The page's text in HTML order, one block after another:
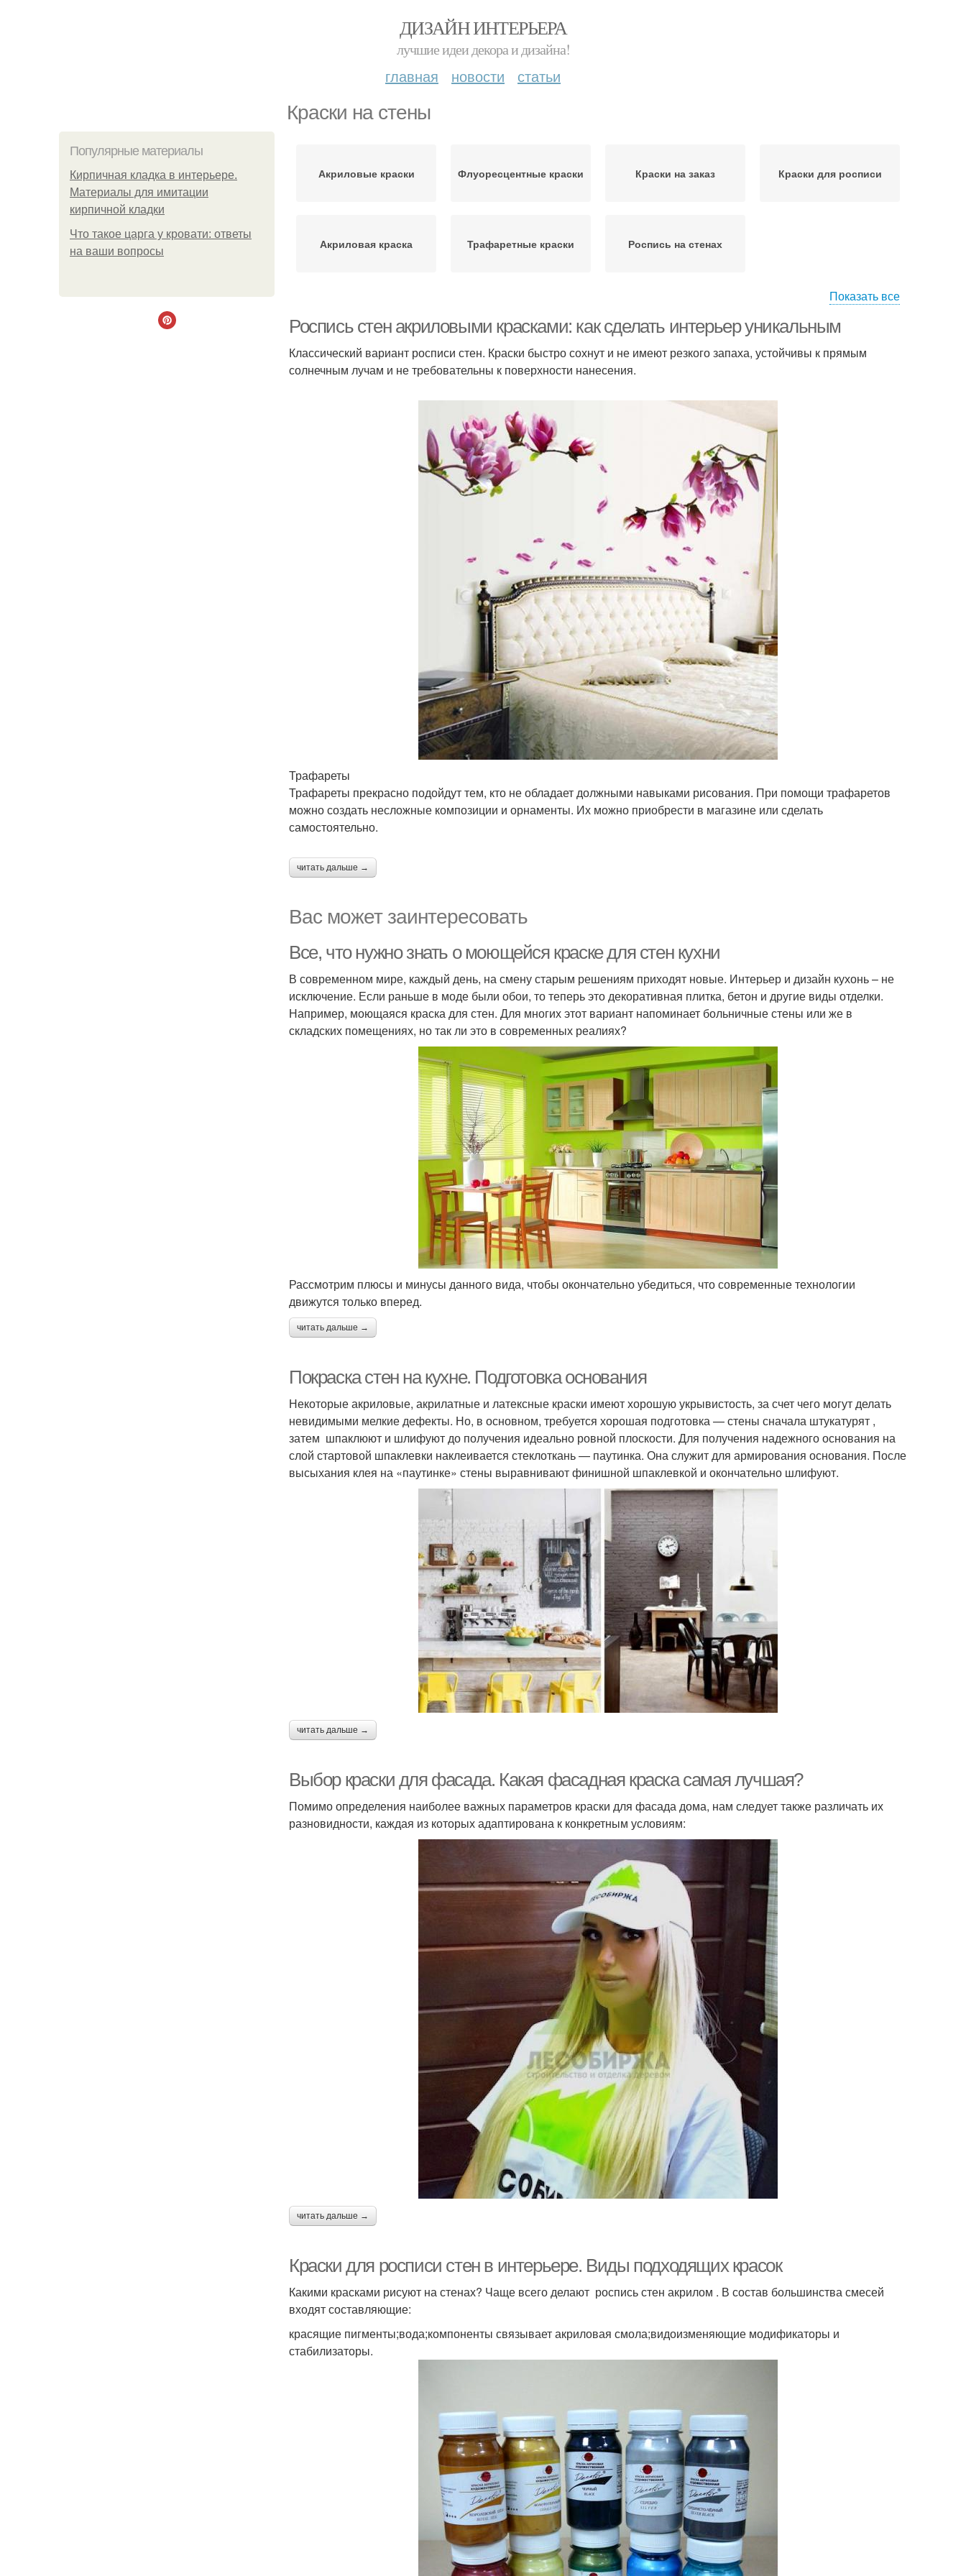
ДИЗАЙН ИНТЕРЬЕРА
лучшие идеи декора и дизайна!
главная новости статьи
Краски на стены
Популярные материалы
Кирпичная кладка в интерьере.
Материалы для имитации
кирпичной кладки
Что такое царга у кровати: ответы
на ваши вопросы
Акриловые краски Флуоресцентные краски Краски на заказ Краски для росписи
Акриловая краска Трафаретные краски Роспись на стенах
Показать все
Роспись стен акриловыми красками: как сделать интерьер уникальным
Классический вариант росписи стен. Краски быстро сохнут и не имеют резкого запаха, устойчивы к прямым
солнечным лучам и не требовательны к поверхности нанесения.
Трафареты
Трафареты прекрасно подойдут тем, кто не обладает должными навыками рисования. При помощи трафаретов
можно создать несложные композиции и орнаменты. Их можно приобрести в магазине или сделать
самостоятельно.
читать дальше →
Вас может заинтересовать
Все, что нужно знать о моющейся краске для стен кухни
В современном мире, каждый день, на смену старым решениям приходят новые. Интерьер и дизайн кухонь – не
исключение. Если раньше в моде были обои, то теперь это декоративная плитка, бетон и другие виды отделки.
Например, моющаяся краска для стен. Для многих этот вариант напоминает больничные стены или же в
складских помещениях, но так ли это в современных реалиях?
Рассмотрим плюсы и минусы данного вида, чтобы окончательно убедиться, что современные технологии
движутся только вперед.
читать дальше →
Покраска стен на кухне. Подготовка основания
Некоторые акриловые, акрилатные и латексные краски имеют хорошую укрывистость, за счет чего могут делать
невидимыми мелкие дефекты. Но, в основном, требуется хорошая подготовка — стены сначала штукатурят ,
затем шпаклюют и шлифуют до получения идеально ровной плоскости. Для получения надежного основания на
слой стартовой шпаклевки наклеивается стеклоткань — паутинка. Она служит для армирования основания. После
высыхания клея на «паутинке» стены выравнивают финишной шпаклевкой и окончательно шлифуют.
читать дальше →
Выбор краски для фасада. Какая фасадная краска самая лучшая?
Помимо определения наиболее важных параметров краски для фасада дома, нам следует также различать их
разновидности, каждая из которых адаптирована к конкретным условиям:
читать дальше →
Краски для росписи стен в интерьере. Виды подходящих красок
Какими красками рисуют на стенах? Чаще всего делают роспись стен акрилом . В состав большинства смесей
входят составляющие:
красящие пигменты;вода;компоненты связывает акриловая смола;видоизменяющие модификаторы и
стабилизаторы.